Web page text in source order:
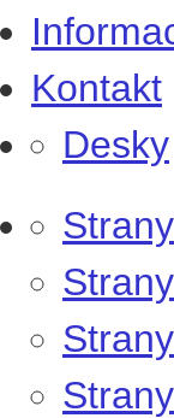
Kontakt
Desky
Strany